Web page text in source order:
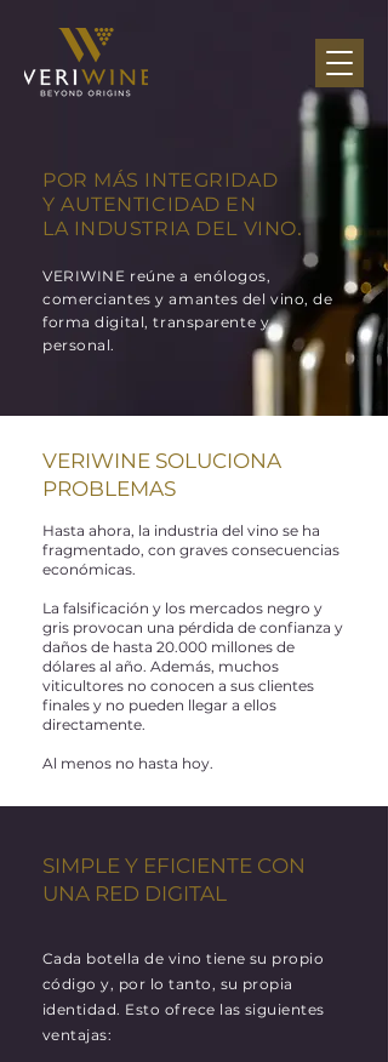
POR MÁS INTEGRIDAD
Y AUTENTICIDAD EN
LA INDUSTRIA DEL VINO.
VERIWINE reúne a enólogos,
comerciantes y amantes del vino, de
forma digital, transparente y
personal.
VERIWINE SOLUCIONA
PROBLEMAS
Hasta ahora, la industria del vino se ha
fragmentado, con graves consecuencias
económicas.
La falsificación y los mercados negro y
gris provocan una pérdida de confianza y
daños de hasta 20.000 millones de
dólares al año. Además, muchos
viticultores no conocen a sus clientes
finales y no pueden llegar a ellos
directamente.
Al menos no hasta hoy.
SIMPLE Y EFICIENTE CON
UNA RED DIGITAL
Cada botella de vino tiene su propio
código y, por lo tanto, su propia
identidad. Esto ofrece las siguientes
ventajas: